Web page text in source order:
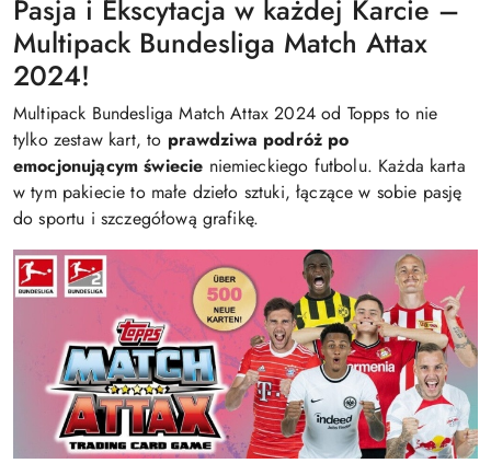
Pasja i Ekscytacja w każdej Karcie –
Multipack Bundesliga Match Attax
2024!
Multipack Bundesliga Match Attax 2024 od Topps to nie
tylko zestaw kart, to prawdziwa podróż po
emocjonującym świecie niemieckiego futbolu. Każda karta
w tym pakiecie to małe dzieło sztuki, łączące w sobie pasję
do sportu i szczegółową grafikę.